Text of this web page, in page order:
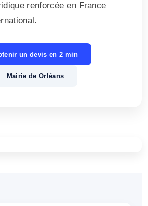
renforcée en France
un devis en 2 min
Mairie de Orléans